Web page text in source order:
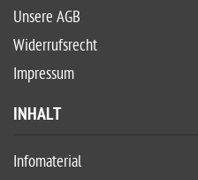
Unsere AGB
Widerrufsrecht
Impressum
INHALT
Infomaterial